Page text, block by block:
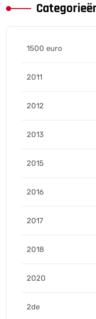
1500 euro
2011
2012
2013
2015
2016
2017
2018
2020
2de